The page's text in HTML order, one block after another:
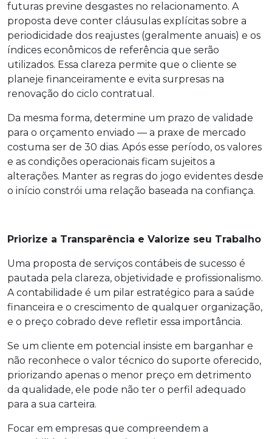
futuras previne desgastes no relacionamento. A
proposta deve conter cláusulas explícitas sobre a
periodicidade dos reajustes (geralmente anuais) e os
índices econômicos de referência que serão
utilizados. Essa clareza permite que o cliente se
planeje financeiramente e evita surpresas na
renovação do ciclo contratual.
Da mesma forma, determine um prazo de validade
para o orçamento enviado — a praxe de mercado
costuma ser de 30 dias. Após esse período, os valores
e as condições operacionais ficam sujeitos a
alterações. Manter as regras do jogo evidentes desde
o início constrói uma relação baseada na confiança.
Priorize a Transparência e Valorize seu Trabalho
Uma proposta de serviços contábeis de sucesso é
pautada pela clareza, objetividade e profissionalismo.
A contabilidade é um pilar estratégico para a saúde
financeira e o crescimento de qualquer organização,
e o preço cobrado deve refletir essa importância.
Se um cliente em potencial insiste em barganhar e
não reconhece o valor técnico do suporte oferecido,
priorizando apenas o menor preço em detrimento
da qualidade, ele pode não ter o perfil adequado
para a sua carteira.
Focar em empresas que compreendem a